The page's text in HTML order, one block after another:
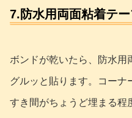
7.防水用両面粘着テ
ボンドが乾いたら、防水用
グルッと貼ります。コーナ
すき間がちょうど埋まる程